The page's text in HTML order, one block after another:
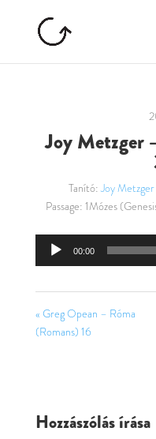
Joy Metzger
Tanító:Joy Metzger
Passage: 1Mózes
00:00
« Greg Opean – Róma
(Romans) 16
Hozzászólás írása